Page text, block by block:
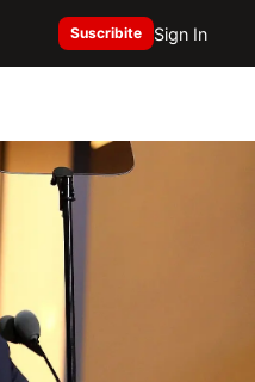
Suscribite Sign In